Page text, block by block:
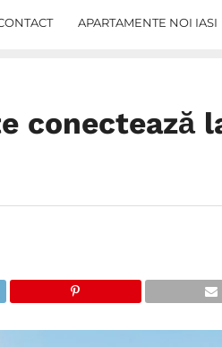
APARTAMENTE NOI IASI
conectează